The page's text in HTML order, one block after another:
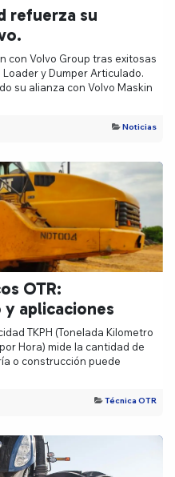
refuerza su
con Volvo Group tras exitosas
y Dumper Articulado.
su alianza con Volvo Maskin
Noticias
OTR:
aplicaciones
TKPH (Tonelada Kilometro
Hora) mide la cantidad de
o construcción puede
Técnica OTR